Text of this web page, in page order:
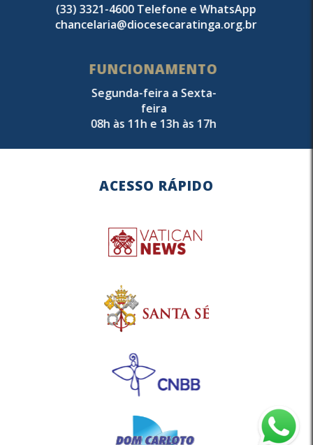
(33) 3321-4600 Telefone e WhatsApp
chancelaria@diocesecaratinga.org.br
FUNCIONAMENTO
Segunda-feira a Sexta-
feira
08h às 11h e 13h às 17h
ACESSO RÁPIDO